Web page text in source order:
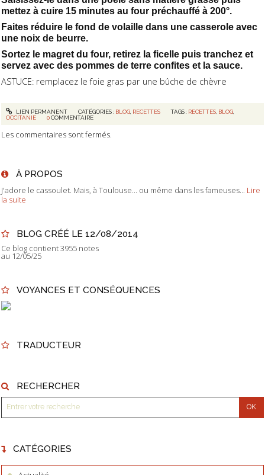
mettez à cuire 15 minutes au four préchauffé à 200°.
Faites réduire le fond de volaille dans une casserole avec
une noix de beurre.
Sortez le magret du four, retirez la ficelle puis tranchez et
servez avec des pommes de terre confites et la sauce.
ASTUCE: remplacez le foie gras par une bûche de chèvre
LIEN PERMANENT CATÉGORIES : BLOG, RECETTES TAGS : RECETTES BLOG
OCCITANIE
0 COMMENTAIRE
Les commentaires sont fermés.
À PROPOS
J'adore le cassoulet. Mais, à Toulouse... ou même dans les fameuses...
Lire
la suite
BLOG CRÉÉ LE 12/08/2014
Ce blog contient 3955 notes
au 12/05/25
VOYANCES ET CONSÉQUENCES
TRADUCTEUR
RECHERCHER
CATÉGORIES